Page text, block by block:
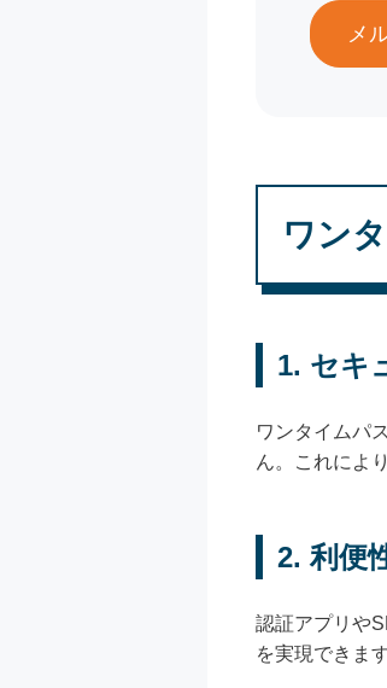
メ
ワン
1. セキ
ワンタイムパ
ん。これによ
2. 利便
認証アプリや
を実現できま